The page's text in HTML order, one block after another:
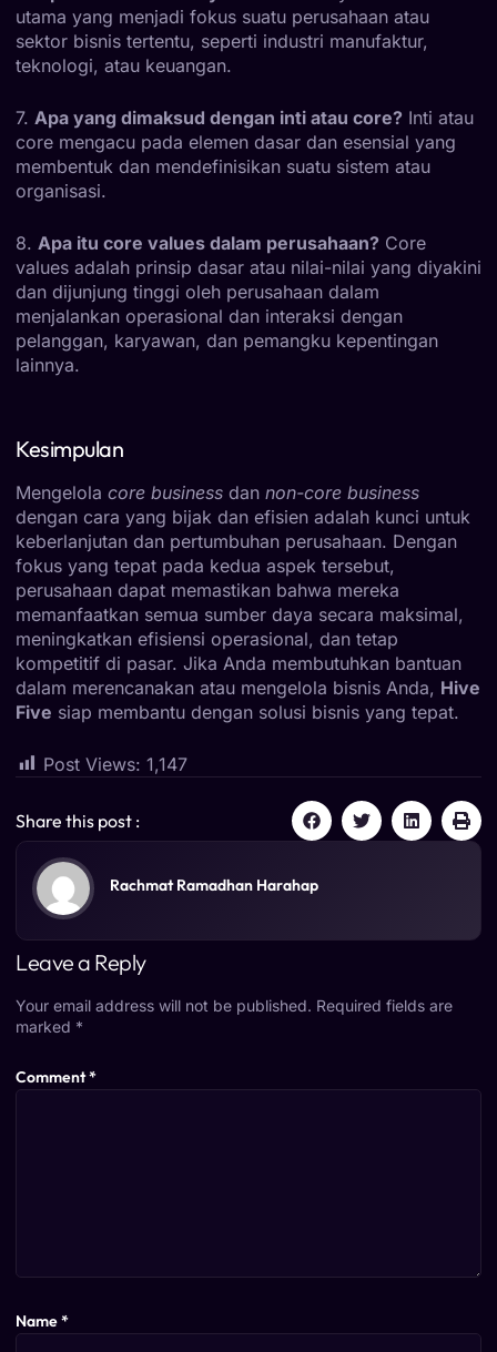
utama yang menjadi fokus suatu perusahaan atau
sektor bisnis tertentu, seperti industri manufaktur,
teknologi, atau keuangan.
7. Apa yang dimaksud dengan inti atau core? Inti atau
core mengacu pada elemen dasar dan esensial yang
membentuk dan mendefinisikan suatu sistem atau
organisasi.
8. Apa itu core values dalam perusahaan? Core
values adalah prinsip dasar atau nilai-nilai yang diyakini
dan dijunjung tinggi oleh perusahaan dalam
menjalankan operasional dan interaksi dengan
pelanggan, karyawan, dan pemangku kepentingan
lainnya.
Kesimpulan
Mengelola core business dan non-core business
dengan cara yang bijak dan efisien adalah kunci untuk
keberlanjutan dan pertumbuhan perusahaan. Dengan
fokus yang tepat pada kedua aspek tersebut,
perusahaan dapat memastikan bahwa mereka
memanfaatkan semua sumber daya secara maksimal,
meningkatkan efisiensi operasional, dan tetap
kompetitif di pasar. Jika Anda membutuhkan bantuan
dalam merencanakan atau mengelola bisnis Anda, Hive
Five siap membantu dengan solusi bisnis yang tepat.
Post Views: 1,147
Share this post :
Rachmat Ramadhan Harahap
Leave a Reply
Your email address will not be published. Required fields are
marked *
Comment*
Name*